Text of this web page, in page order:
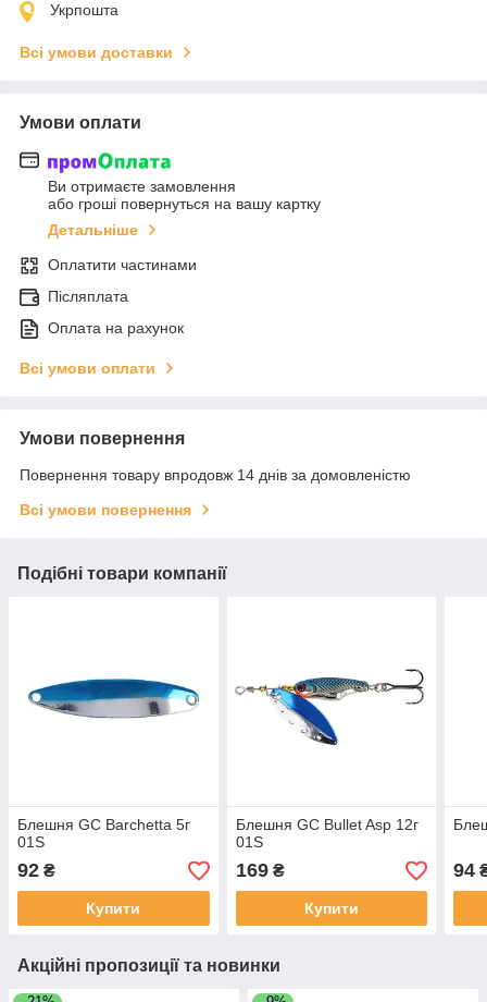
Укрпошта
Всі умови доставки
Умови оплати
Ви отримаєте замовлення
або гроші повернуться на вашу картку
Детальніше
Оплатити частинами
Післяплата
Оплата на рахунок
Всі умови оплати
Умови повернення
Повернення товару впродовж 14 днів за домовленістю
Всі умови повернення
Подібні товари компанії
Блешня GC Barchetta 5г
01S
92 ₴
Купити
Блешня GC Bullet Asp 12г
01S
169₴
Купити
94
Акційні пропозиції та новинки